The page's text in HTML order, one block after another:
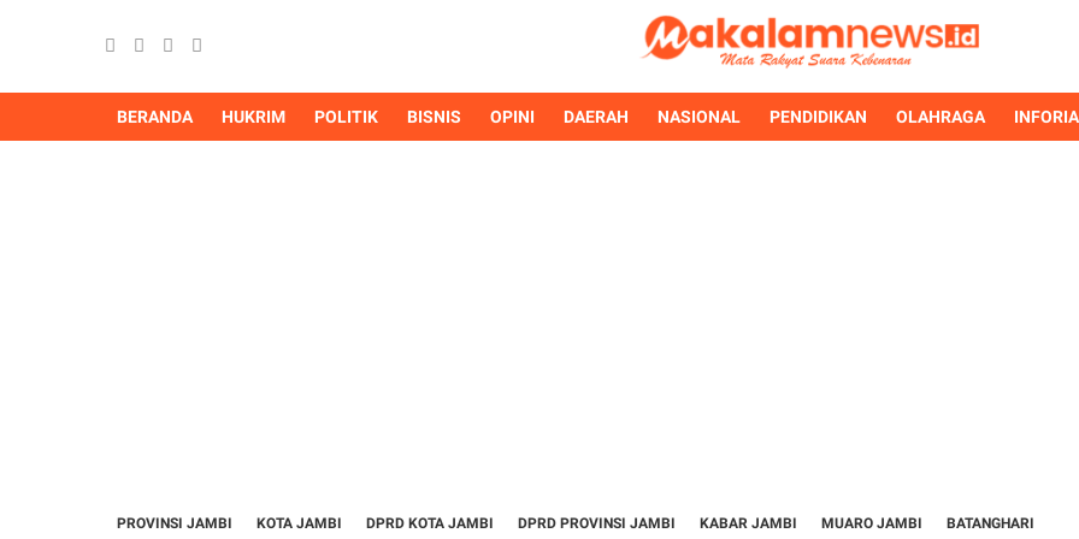
BERANDA HUKRIM POLITIK BISNIS OPINI DAERAH NASIONAL PENDIDIKAN OLAHRAGA
PROVINSI JAMBI KOTA JAMBI DPRD KOTA JAMBI DPRD PROVINSI JAMBI KABAR JAMBI MUARO JAMBI BATANGHARI